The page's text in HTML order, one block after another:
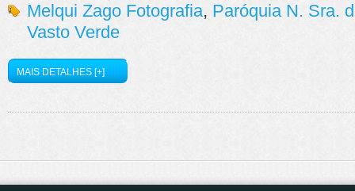
Melqui Zago Fotografia, Paróquia N. Sra.
Vasto Verde
MAIS DETALHES [+]